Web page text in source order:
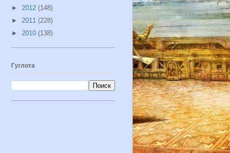
► 2012 (148)
► 2011 (228)
► 2010 (138)
Гуглота